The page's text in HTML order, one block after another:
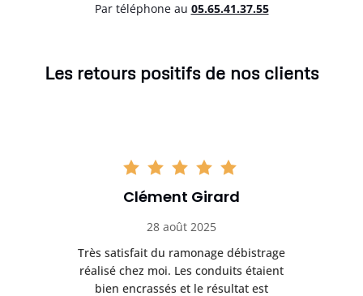
Par téléphone au 05.65.41.37.55
Les retours positifs de nos clients
Clément Girard
28 août 2025
Très satisfait du ramonage débistrage
réalisé chez moi. Les conduits étaient
bien encrassés et le résultat est